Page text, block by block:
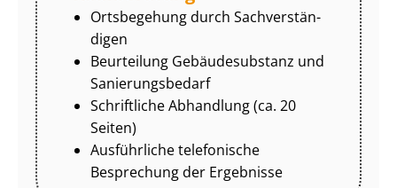
Ortsbegehung durch Sach­ver­stän­
di­gen
Beurteilung Gebäudesubstanz und
Sa­nie­rungs­be­darf
Schriftliche Abhandlung (ca. 20
Seiten)
Ausführliche telefonische
Besprechung der Ergebnisse